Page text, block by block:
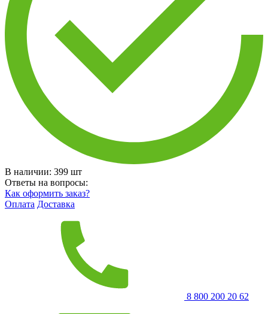
В наличии: 399 шт
Ответы на вопросы:
Как оформить заказ?
Оплата Доставка
8 800 200 20 62